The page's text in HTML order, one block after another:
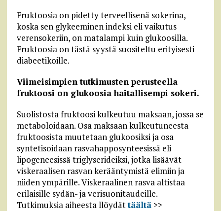
Fruktoosia on pidetty terveellisenä sokerina,
koska sen glykeeminen indeksi eli vaikutus
verensokeriin, on matalampi kuin glukoosilla.
Fruktoosia on tästä syystä suositeltu erityisesti
diabeetikoille.
Viimeisimpien tutkimusten perusteella
fruktoosi on glukoosia haitallisempi sokeri.
Suolistosta fruktoosi kulkeutuu maksaan, jossa se
metaboloidaan. Osa maksaan kulkeutuneesta
fruktoosista muutetaan glukoosiksi ja osa
syntetisoidaan rasvahapposynteesissä eli
lipogeneesissä triglyserideiksi, jotka lisäävät
viskeraalisen rasvan kerääntymistä elimiin ja
niiden ympärille. Viskeraalinen rasva altistaa
erilaisille sydän- ja verisuonitaudeille.
Tutkimuksia aiheesta llöydättäältä>>